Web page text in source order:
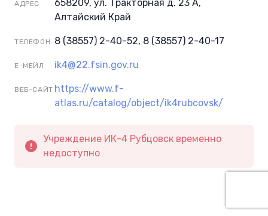
АДРЕС
658209, ул. Тракторная д. 23 А,
Алтайский Край
ТЕЛЕФОН 8 (38557) 2-40-52, 8 (38557) 2-40-17
Е-МЕЙЛ ik4@22.fsin.gov.ru
ВЕБ-САЙТ https://www.f-
atlas.ru/catalog/object/ik4rubcovsk/
Учреждение ИК-4 Рубцовск временно
недоступно